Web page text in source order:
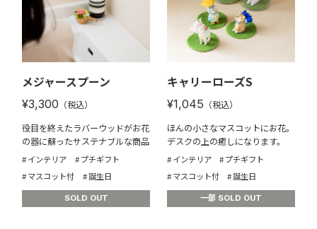
メジャースプーン
¥3,300 （税込）
役目を終えたラバーウッドがお花
の器に蘇ったサステナブルな商品
インテリア
プチギフト
マスコット付
誕生日
SOLD OUT
キャリーローズS
¥1,045 （税込）
ほんの小さなマスコットにお花。
デスクの上の癒しになります。
インテリア
プチギフト
マスコット付
誕生日
一部 SOLD OUT